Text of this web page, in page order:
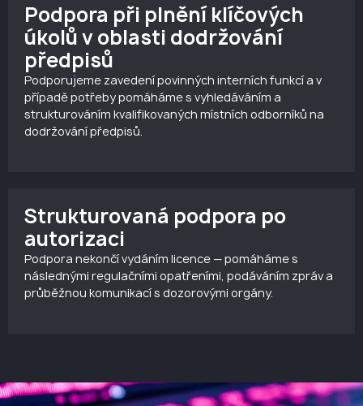
Podpora při plnění klíčových
úkolů v oblasti dodržování
předpisů
Podporujeme zavedení povinných interních funkcí a v
případě potřeby pomáháme s vyhledáváním a
strukturováním kvalifikovaných místních odborníků na
dodržování předpisů.
Strukturovaná podpora po
autorizaci
Podpora nekončí vydáním licence — pomáháme s
následnými regulačními opatřeními, podáváním zpráv a
průběžnou komunikací s dozorovými orgány.